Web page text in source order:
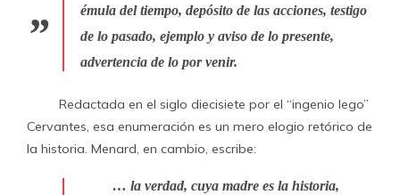
émula del tiempo, depósito de las acciones, testigo
de lo pasado, ejemplo y aviso de lo presente,
advertencia de lo por venir.
Redactada en el siglo diecisiete por el “ingenio lego”
Cervantes, esa enumeración es un mero elogio retórico de
la historia. Menard, en cambio, escribe:
… la verdad, cuya madre es la historia,